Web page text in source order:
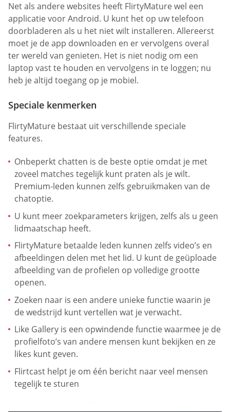
Net als andere websites heeft FlirtyMature wel een
applicatie voor Android. U kunt het op uw telefoon
doorbladeren als u het niet wilt installeren. Allereerst
moet je de app downloaden en er vervolgens overal
ter wereld van genieten. Het is niet nodig om een
laptop vast te houden en vervolgens in te loggen; nu
heb je altijd toegang op je mobiel.
Speciale kenmerken
FlirtyMature bestaat uit verschillende speciale
features.
Onbeperkt chatten is de beste optie omdat je met
zoveel matches tegelijk kunt praten als je wilt.
Premium-leden kunnen zelfs gebruikmaken van de
chatoptie.
U kunt meer zoekparameters krijgen, zelfs als u geen
lidmaatschap heeft.
FlirtyMature betaalde leden kunnen zelfs video’s en
afbeeldingen delen met het lid. U kunt de geüploade
afbeelding van de profielen op volledige grootte
openen.
Zoeken naar is een andere unieke functie waarin je
de wedstrijd kunt vertellen wat je verwacht.
Like Gallery is een opwindende functie waarmee je de
profielfoto’s van andere mensen kunt bekijken en ze
likes kunt geven.
Flirtcast helpt je om één bericht naar veel mensen
tegelijk te sturen